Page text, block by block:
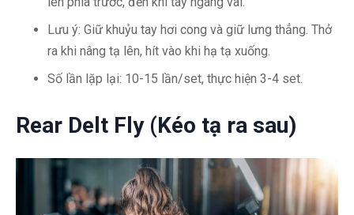
Lưu ý: Giữ khuỷu tay hơi cong và giữ lưng thẳng. Thở
ra khi nâng tạ lên, hít vào khi hạ tạ xuống.
Số lần lặp lại: 10-15 lần/set, thực hiện 3-4 set.
Rear Delt Fly (Kéo tạ ra sau)